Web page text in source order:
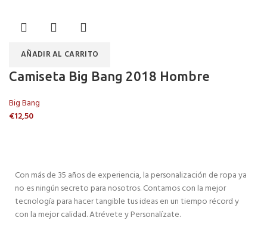
AÑADIR AL CARRITO
Camiseta Big Bang 2018 Hombre
Big Bang
€12,50
Con más de 35 años de experiencia, la personalización de ropa ya
no es ningún secreto para nosotros. Contamos con la mejor
tecnología para hacer tangible tus ideas en un tiempo récord y
con la mejor calidad. Atrévete y Personalízate.